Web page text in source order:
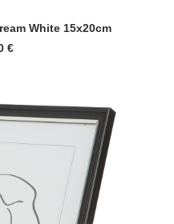
White 15x20cm
€